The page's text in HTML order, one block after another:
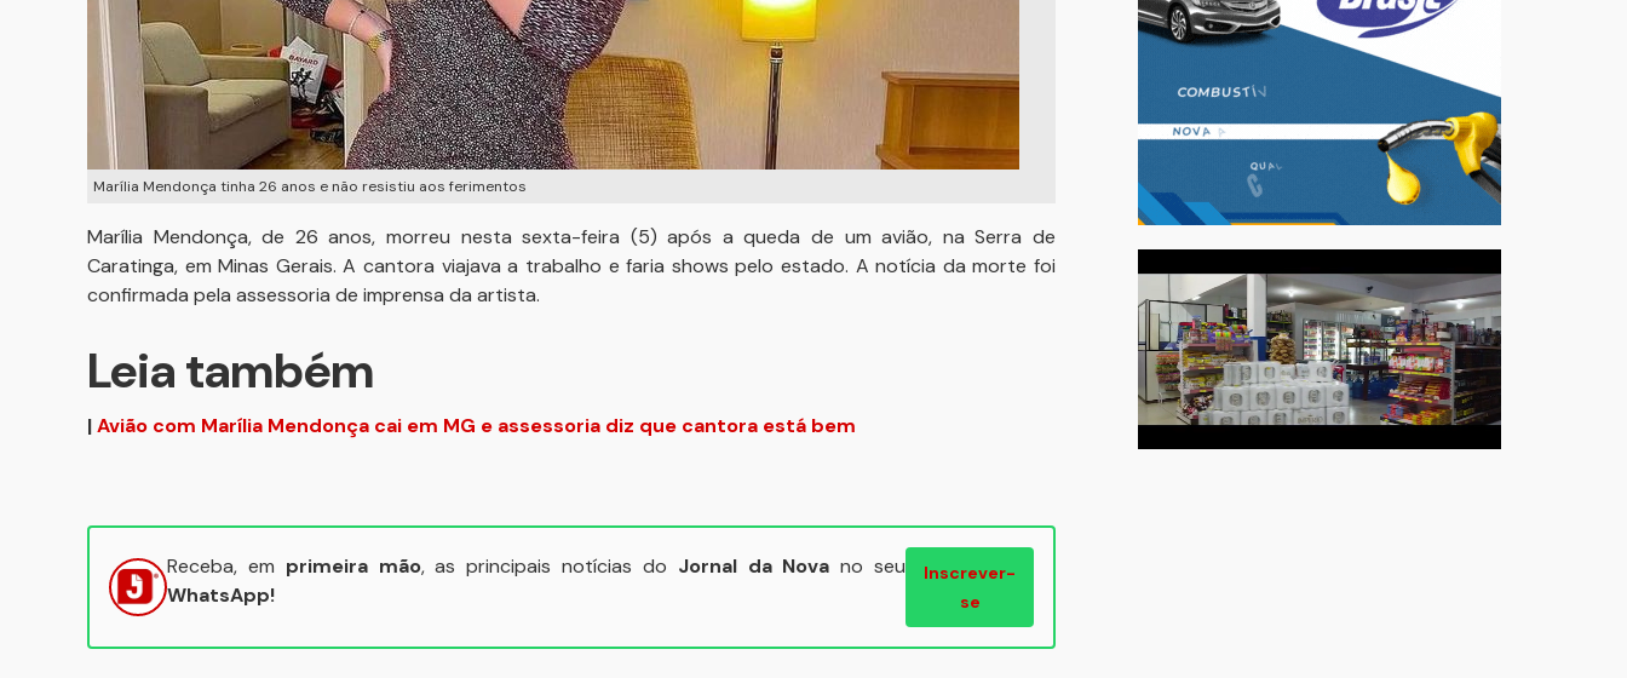
Marília Mendonça tinha 26 anos e não resistiu aos ferimentos
Marília Mendonça, de 26 anos, morreu nesta sexta-feira (5) após a queda de um avião, na Serra de
Caratinga, em Minas Gerais. A cantora viajava a trabalho e faria shows pelo estado. A notícia da morte foi
confirmada pela assessoria de imprensa da artista.
Leia também
|Avião com Marília Mendonça cai em MG e assessoria diz que cantora está bem
Receba, em primeira mão, as principais notícias do Jornal da Nova no seu
WhatsApp!
Inscrever-
se